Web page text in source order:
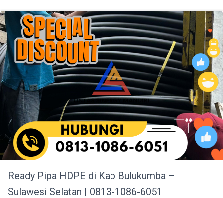
Ready Pipa HDPE di Kab Bulukumba –
Sulawesi Selatan | 0813-1086-6051